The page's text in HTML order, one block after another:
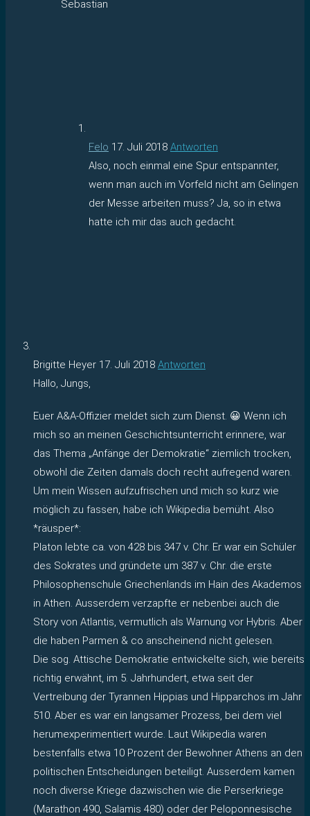
Sebastian
Felo 17. Juli 2018 Antworten
Also, noch einmal eine Spur entspannter,
wenn man auch im Vorfeld nicht am Gelingen
der Messe arbeiten muss? Ja, so in etwa
hatte ich mir das auch gedacht.
Brigitte Heyer 17. Juli 2018 Antworten
Hallo, Jungs,
Euer A&A-Offizier meldet sich zum Dienst. 😀 Wenn ich
mich so an meinen Geschichtsunterricht erinnere, war
das Thema „Anfänge der Demokratie“ ziemlich trocken,
obwohl die Zeiten damals doch recht aufregend waren.
Um mein Wissen aufzufrischen und mich so kurz wie
möglich zu fassen, habe ich Wikipedia bemüht. Also
*räusper*:
Platon lebte ca. von 428 bis 347 v. Chr. Er war ein Schüler
des Sokrates und gründete um 387 v. Chr. die erste
Philosophenschule Griechenlands im Hain des Akademos
in Athen. Ausserdem verzapfte er nebenbei auch die
Story von Atlantis, vermutlich als Warnung vor Hybris. Aber
die haben Parmen & co anscheinend nicht gelesen.
Die sog. Attische Demokratie entwickelte sich, wie bereits
richtig erwähnt, im 5. Jahrhundert, etwa seit der
Vertreibung der Tyrannen Hippias und Hipparchos im Jahr
510. Aber es war ein langsamer Prozess, bei dem viel
herumexperimentiert wurde. Laut Wikipedia waren
bestenfalls etwa 10 Prozent der Bewohner Athens an den
politischen Entscheidungen beteiligt. Ausserdem kamen
noch diverse Kriege dazwischen wie die Perserkriege
(Marathon 490, Salamis 480) oder der Peloponnesische